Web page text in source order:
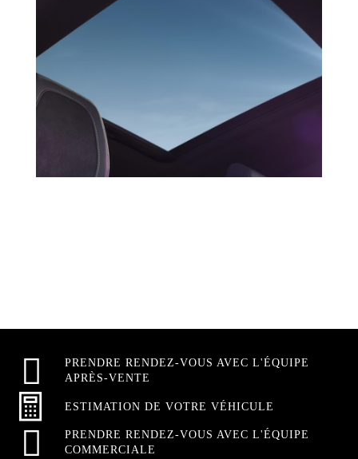
PRENDRE RENDEZ-VOUS AVEC L'ÉQUIPE
APRÈS-VENTE
ESTIMATION DE VOTRE VÉHICULE
PRENDRE RENDEZ-VOUS AVEC L'ÉQUIPE
COMMERCIALE